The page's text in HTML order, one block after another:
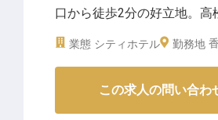
口から徒歩2分の好立地。高
者も安心して始められるよ
業態 シティホテル 勤務地
この求人の問い合わ